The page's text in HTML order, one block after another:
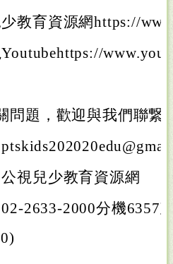
教育資源網https://
問題，歡迎與我們聯繋
視兒少教育資源網
2633-2000分機6357